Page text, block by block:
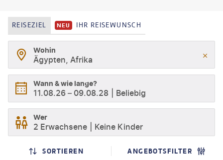
REISEZIEL NEU IHR REISEWUNSCH
Wohin
Ägypten, Afrika
Wann & wie lange?
11.08.26 – 09.08.28 Beliebig
Wer
2 Erwachsene Keine Kinder
SORTIEREN ANGEBOTSFILTER